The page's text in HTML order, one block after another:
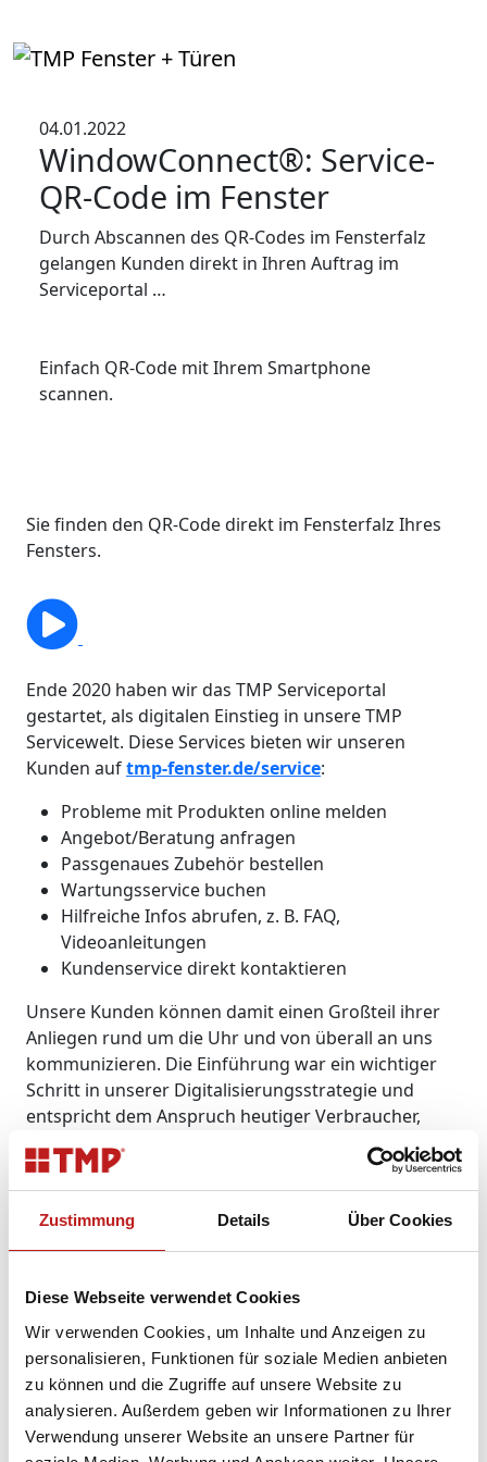
Zustimmung Details Über Cookies
Diese Webseite verwendet Cookies
Wir verwenden Cookies, um Inhalte und Anzeigen zu
personalisieren, Funktionen für soziale Medien anbieten
zu können und die Zugriffe auf unsere Website zu
analysieren. Außerdem geben wir Informationen zu Ihrer
Verwendung unserer Website an unsere Partner für
04.01.2022
WindowConnect®: Service-
QR-Code im Fenster
Durch Abscannen des QR-Codes im Fensterfalz
gelangen Kunden direkt in Ihren Auftrag im
Serviceportal …
Einfach QR-Code mit Ihrem Smartphone
scannen.
Sie finden den QR-Code direkt im Fensterfalz Ihres
Fensters.
Ende 2020 haben wir das TMP Serviceportal
gestartet, als digitalen Einstieg in unsere TMP
Servicewelt. Diese Services bieten wir unseren
Kunden auftmp-fenster.de/service:
Probleme mit Produkten online melden
Angebot/Beratung anfragen
Passgenaues Zubehör bestellen
Wartungsservice buchen
Hilfreiche Infos abrufen, z. B. FAQ,
Videoanleitungen
Kundenservice direkt kontaktieren
Unsere Kunden können damit einen Großteil ihrer
Anliegen rund um die Uhr und von überall an uns
kommunizieren. Die Einführung war ein wichtiger
Schritt in unserer Digitalisierungsstrategie und
entspricht dem Anspruch heutiger Verbraucher,
immer mehr mobil per Smartphone erledigen zu
können. Die Einführung eines Service-QR-Code, den
Kunden einfach mit dem Handy abscannen, war für
uns deshalb ein logischer nächster
Entwicklungsschritt.
Ganz neu: Per QR-Code direkt zum Auftrag –
Unsere Fenster und Türen sind seit Kurzem mit
einem Aufkleber im Fensterfalz bzw. im
Blendrahmen der Tür ausgestattet. Neben der
Auftragsnummer und dem Baujahr des Elements